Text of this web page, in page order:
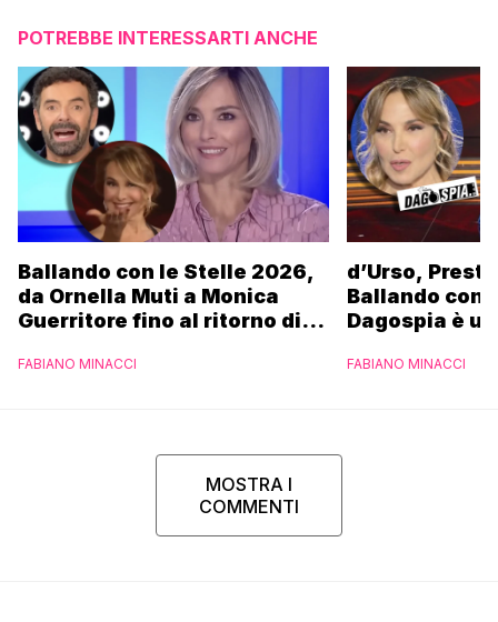
POTREBBE INTERESSARTI ANCHE
Ballando con le Stelle 2026,
da Ornella Muti a Monica
Guerritore fino al ritorno di
l’esclusiva di Gabriele
FABIANO MINACCI
d’Urso,
Ballando con
Dagospia è
FABIANO MINACCI
MOSTRA I
COMMENTI